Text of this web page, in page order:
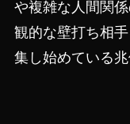
や複雑な人間関
観的な壁打ち相
集し始めている兆